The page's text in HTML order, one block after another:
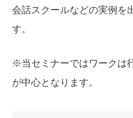
会話スクールなどの実例を
す。
※当セミナーではワークは
が中心となります。